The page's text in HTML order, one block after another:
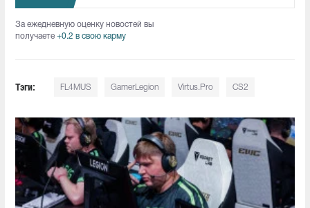
За ежедневную оценку новостей вы
получаете +0.2 в свою карму
Тэги: FL4MUS GamerLegion Virtus.Pro CS2